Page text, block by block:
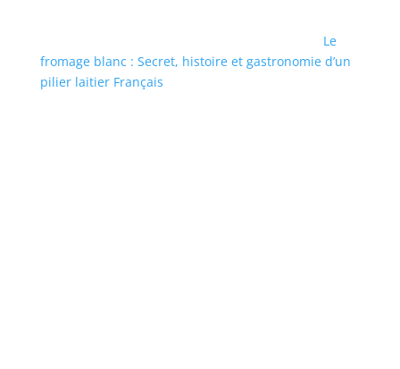
Le
fromage blanc : Secret, histoire et gastronomie d’un
pilier laitier Français